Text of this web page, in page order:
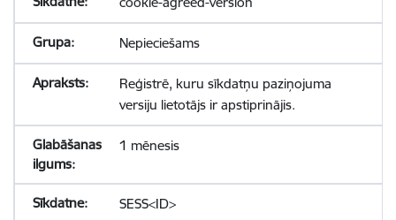
Nepieciešams
Reģistrē, kuru sīkdatņu paziņojuma
versiju lietotājs ir apstiprinājis.
1 mēnesis
SESS<ID>